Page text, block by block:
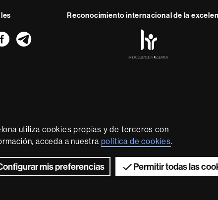
utiliza cookies propias y de terceros con
acceda a nuestra política de cookies.
mis preferencias Permitir todas las
Facebook
Telegram
Reconocimiento internacional de la
una universidad líder que imparte una docencia de
del conocimiento. La UAB es reconocida
innovador de su investigación.
2026 Universitat Autònoma de